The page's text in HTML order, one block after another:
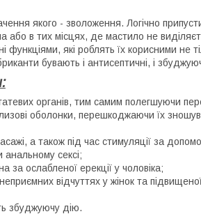
якого - зволоження. Логічно
або в тих місцях, де мастило не
функціями, які роблять їх корисними не
бувають і антисептичні, і
органів, тим самим полегшуючи
оболонки, перешкоджаючи їх
а також під час стимуляції за
анальному сексі;
ослабленої ерекції у чоловіка;
відчуттях у жінок та
збуджуючу дію.